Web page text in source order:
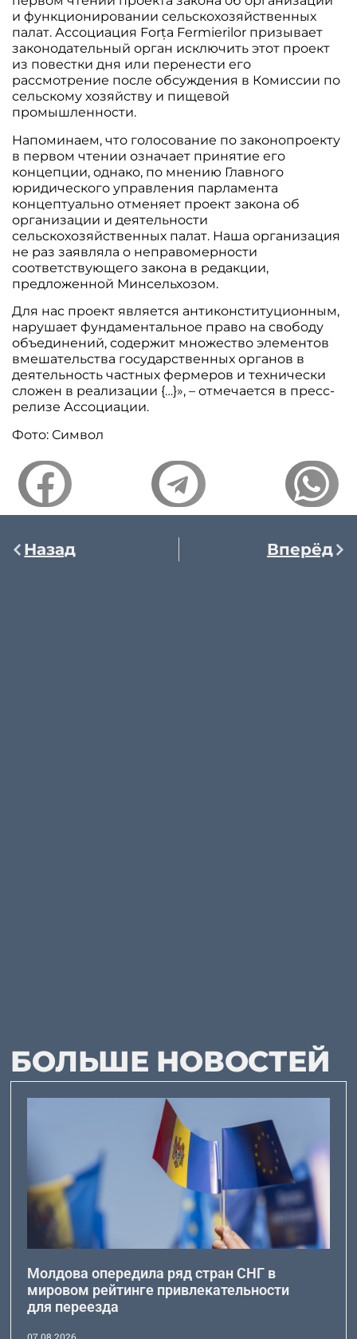
и функционировании сельскохозяйственных
палат. Ассоциация Forța Fermierilor призывает
законодательный орган исключить этот проект
из повестки дня или перенести его
рассмотрение после обсуждения в Комиссии по
сельскому хозяйству и пищевой
промышленности.
Напоминаем, что голосование по законопроекту
в первом чтении означает принятие его
концепции, однако, по мнению Главного
юридического управления парламента
концептуально отменяет проект закона об
организации и деятельности
сельскохозяйственных палат. Наша организация
не раз заявляла о неправомерности
соответствующего закона в редакции,
предложенной Минсельхозом.
Для нас проект является антиконституционным,
нарушает фундаментальное право на свободу
объединений, содержит множество элементов
вмешательства государственных органов в
деятельность частных фермеров и технически
сложен в реализации {…}», – отмечается в пресс-
релизе Ассоциации.
Фото: Символ
Назад Вперёд
БОЛЬШЕ НОВОСТЕЙ
Молдова опередила ряд стран СНГ в
мировом рейтинге привлекательности
для переезда